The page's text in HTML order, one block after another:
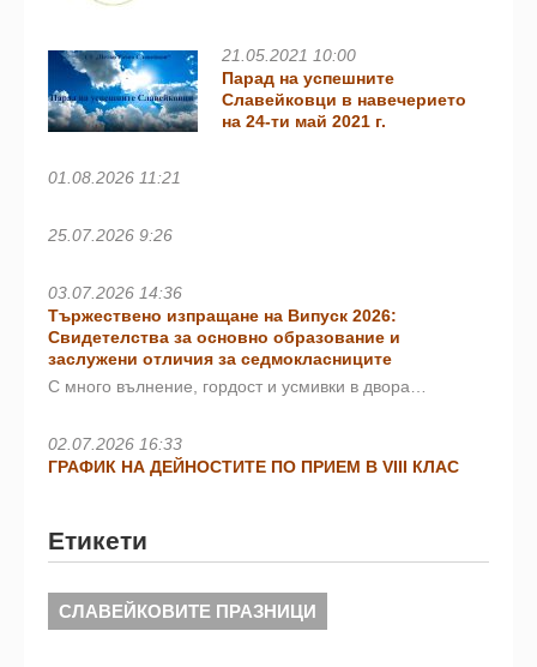
21.05.2021 10:00
Парад на успешните
Славейковци в навечерието
на 24-ти май 2021 г.
01.08.2026 11:21
25.07.2026 9:26
03.07.2026 14:36
Тържествено изпращане на Випуск 2026:
Свидетелства за основно образование и
заслужени отличия за седмокласниците
С много вълнение, гордост и усмивки в двора…
02.07.2026 16:33
ГРАФИК НА ДЕЙНОСТИТЕ ПО ПРИЕМ В VIII КЛАС
Етикети
СЛАВЕЙКОВИТЕ ПРАЗНИЦИ